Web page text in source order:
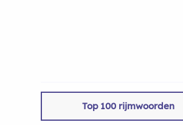
Top 100 rijmwoorden